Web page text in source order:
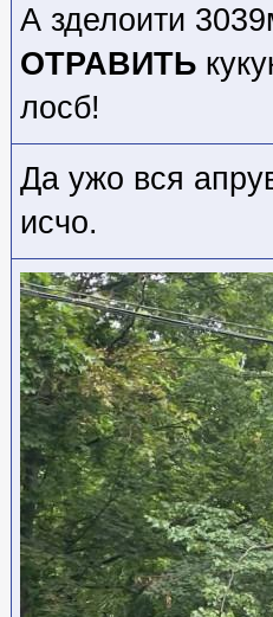
А зделоити
ОТРАВИТЬ
лосб!
Да ужо вся
исчо.